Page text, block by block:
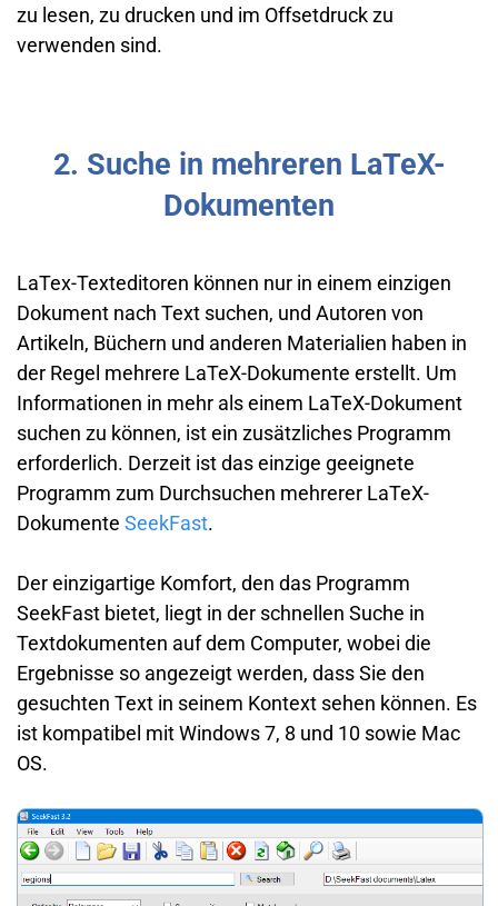
zu lesen, zu drucken und im Offsetdruck zu
verwenden sind.
2. Suche in mehreren LaTeX-
Dokumenten
LaTex-Texteditoren können nur in einem einzigen
Dokument nach Text suchen, und Autoren von
Artikeln, Büchern und anderen Materialien haben in
der Regel mehrere LaTeX-Dokumente erstellt. Um
Informationen in mehr als einem LaTeX-Dokument
suchen zu können, ist ein zusätzliches Programm
erforderlich. Derzeit ist das einzige geeignete
Programm zum Durchsuchen mehrerer LaTeX-
Dokumente SeekFast.
Der einzigartige Komfort, den das Programm
SeekFast bietet, liegt in der schnellen Suche in
Textdokumenten auf dem Computer, wobei die
Ergebnisse so angezeigt werden, dass Sie den
gesuchten Text in seinem Kontext sehen können. Es
ist kompatibel mit Windows 7, 8 und 10 sowie Mac
OS.